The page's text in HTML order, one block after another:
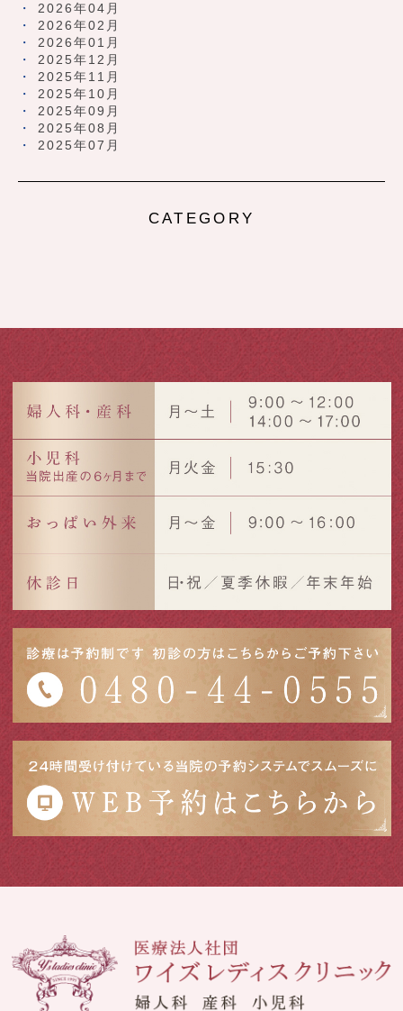
2026年04月
2026年02月
2026年01月
2025年12月
2025年11月
2025年10月
2025年09月
2025年08月
2025年07月
CATEGORY